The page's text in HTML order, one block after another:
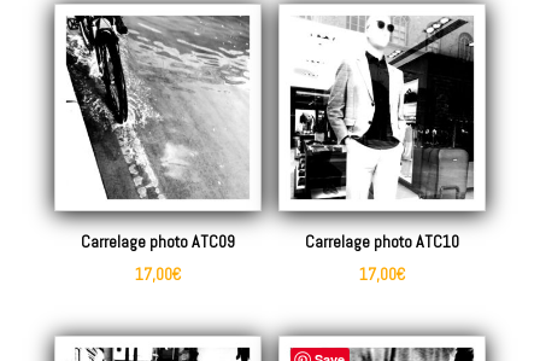
Carrelage photo ATC09
17,00€
Carrelage photo ATC10
17,00€